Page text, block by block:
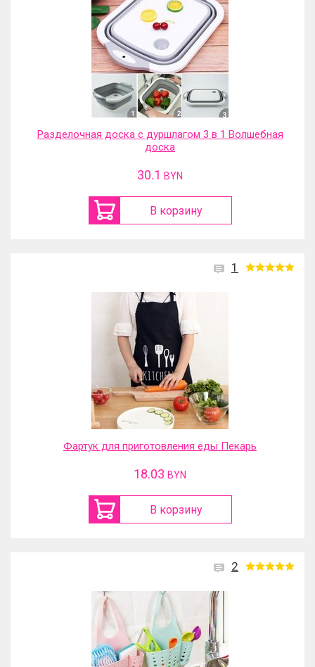
Разделочная доска с дуршлагом 3 в 1 Волшебная
доска
30.1 BYN
В корзину
1
Фартук для приготовления еды Пекарь
18.03 BYN
В корзину
2